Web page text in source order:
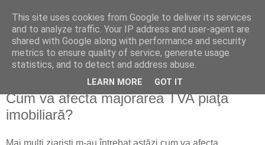
Reflecţii economice
blog de reflecţii, informaţii şi opinii economice
luni, 28 iunie 2010
Cum va afecta majorarea TVA piaţa
imobiliară?
Mai mulţi ziarişti m-au întrebat astăzi cum va afecta
This site uses cookies from Google to deliver its services
and to analyze traffic. Your IP address and user-agent are
shared with Google along with performance and security
metrics to ensure quality of service, generate usage
statistics, and to detect and address abuse.
LEARN MORE GOT IT